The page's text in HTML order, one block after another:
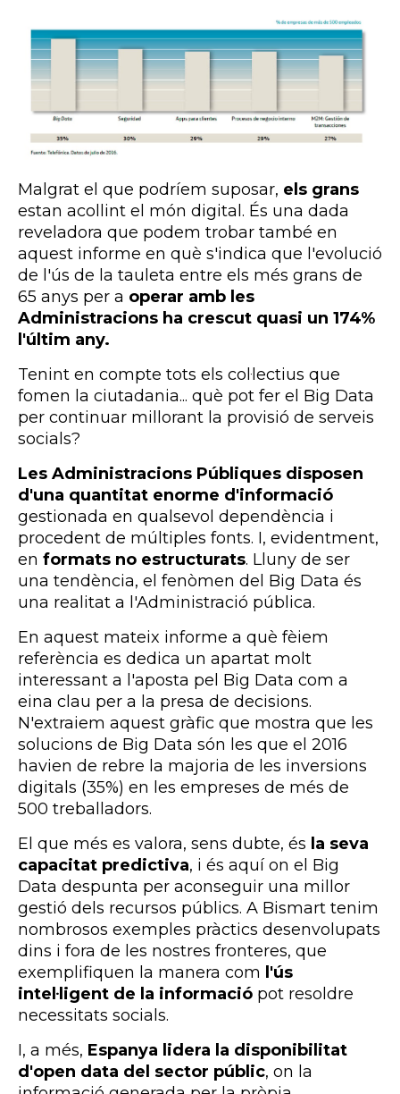
Malgrat el que podríem suposar, els grans
estan acollint el món digital. És una dada
reveladora que podem trobar també en
aquest informe en què s'indica que l'evolució
de l'ús de la tauleta entre els més grans de
65 anys per a operar amb les
Administracions ha crescut quasi un 174%
l'últim any.
Tenint en compte tots els col·lectius que
fomen la ciutadania... què pot fer el Big Data
per continuar millorant la provisió de serveis
socials?
Les Administracions Públiques disposen
d'una quantitat enorme d'informació
gestionada en qualsevol dependència i
procedent de múltiples fonts. I, evidentment,
en formats no estructurats. Lluny de ser
una tendència, el fenòmen del Big Data és
una realitat a l'Administració pública.
En aquest mateix informe a què fèiem
referència es dedica un apartat molt
interessant a l'aposta pel Big Data com a
eina clau per a la presa de decisions.
N'extraiem aquest gràfic que mostra que les
solucions de Big Data són les que el 2016
havien de rebre la majoria de les inversions
digitals (35%) en les empreses de més de
500 treballadors.
El que més es valora, sens dubte, és la seva
capacitat predictiva, i és aquí on el Big
Data despunta per aconseguir una millor
gestió dels recursos públics. A Bismart tenim
nombrosos exemples pràctics desenvolupats
dins i fora de les nostres fronteres, que
exemplifiquen la manera com l'ús
intel·ligent de la informació pot resoldre
necessitats socials.
I, a més, Espanya lidera la disponibilitat
d'open data del sector públic, on la